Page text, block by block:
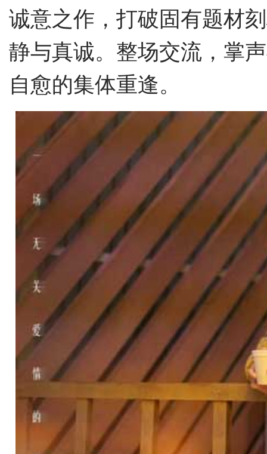
诚意之作，打破固有题材
静与真诚。 整场交流，掌
自愈的集体重逢。